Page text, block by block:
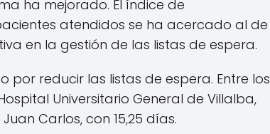
ha mejorado. El índice de
atendidos se ha acercado al de
en la gestión de las listas de espera.
por reducir las listas de espera. Entre los
Universitario General de Villalba,
Carlos, con 15,25 días.